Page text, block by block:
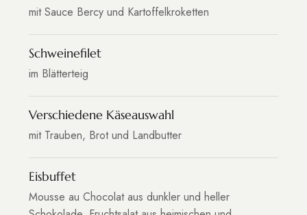
mit Sauce Bercy und Kartoffelkroketten
Schweinefilet
im Blätterteig
Verschiedene Käseauswahl
mit Trauben, Brot und Landbutter
Eisbuffet
Mousse au Chocolat aus dunkler und heller